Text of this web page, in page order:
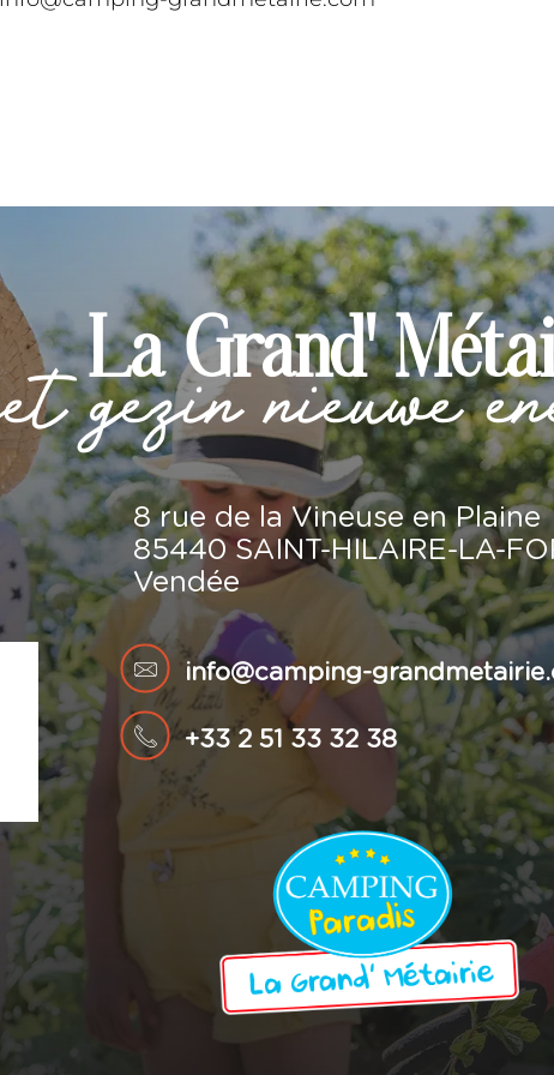
La Grand'
gezin nieuwe
8 rue de la Vineuse en Plaine
85440 SAINT-HILAIRE-LA-
Vendée
info@camping-
+33 2 51 33 32 38